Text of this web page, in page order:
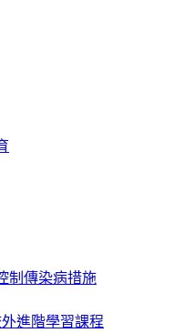
制傳染病措施
進階學習課程